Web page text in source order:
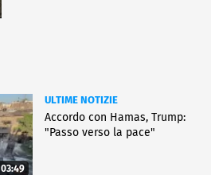
03:49
ULTIME NOTIZIE
Accordo con Hamas, Trump:
"Passo verso la pace"